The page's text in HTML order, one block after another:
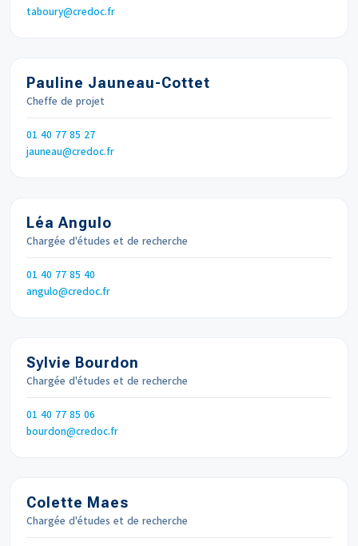
Email
taboury credoc.fr
Pauline Jauneau-Cottet
Cheffe de projet
Téléphone
01 40 77 85 27
Email
jauneau credoc.fr
Léa Angulo
Chargée d'études et de recherche
Téléphone
01 40 77 85 40
Email
angulo credoc.fr
Sylvie Bourdon
Chargée d'études et de recherche
Téléphone
01 40 77 85 06
Email
bourdon credoc.fr
Colette Maes
Chargée d'études et de recherche